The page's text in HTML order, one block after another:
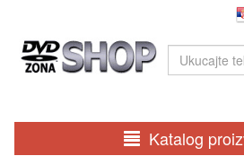
Katalog